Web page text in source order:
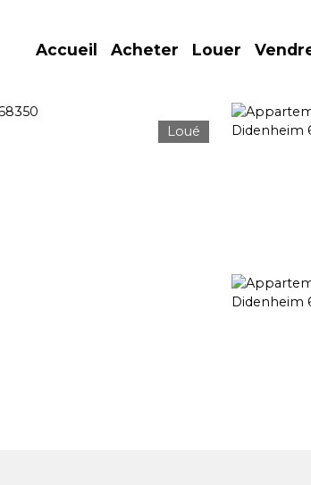
Accueil Acheter Louer
Loué